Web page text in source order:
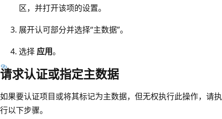
区，并打开该项的设置。
展开认可部分并选择“主数据”。
选择 应用。
请求认证或指定主数据
如果要认证项目或将其标记为主数据，但无权执行此操作，请执
行以下步骤。